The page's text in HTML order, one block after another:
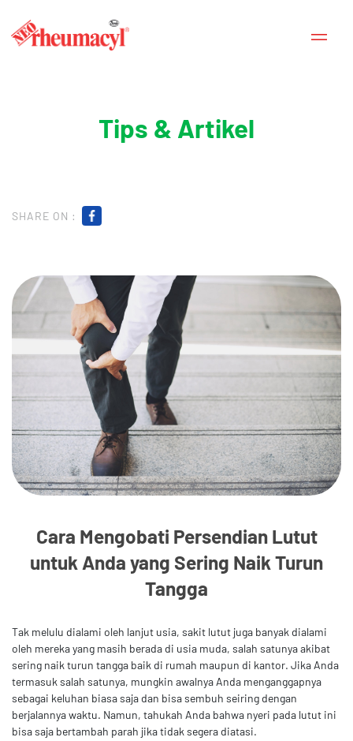
Tips & Artikel
SHARE ON :
Cara Mengobati Persendian Lutut
untuk Anda yang Sering Naik Turun
Tangga
Tak melulu dialami oleh lanjut usia, sakit lutut juga banyak dialami
oleh mereka yang masih berada di usia muda, salah satunya akibat
sering naik turun tangga baik di rumah maupun di kantor. Jika Anda
termasuk salah satunya, mungkin awalnya Anda menganggapnya
sebagai keluhan biasa saja dan bisa sembuh seiring dengan
berjalannya waktu. Namun, tahukah Anda bahwa nyeri pada lutut ini
bisa saja bertambah parah jika tidak segera diatasi.